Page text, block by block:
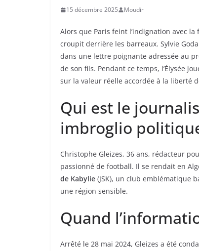
15 décembre 2025 Moudir
Alors que Paris feint l’indignation avec
croupit derrière les barreaux. Sylvie
dans une lettre poignante adressée au
de son fils. Pendant ce temps, l’Élysée
sur la valeur réelle accordée à la liberté
Qui est le
imbroglio
Christophe Gleizes, 36 ans, rédacteur
passionné de football. Il se rendait en
de Kabylie (JSK), un club emblématique
une région sensible.
Quand
Arrêté le 28 mai 2024, Gleizes a été